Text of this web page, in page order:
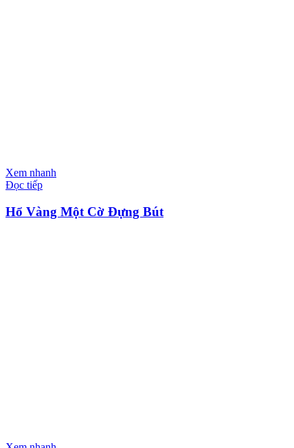
Xem nhanh
Đọc tiếp
Hổ Vàng Một Cờ Đựng Bút